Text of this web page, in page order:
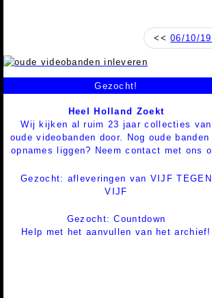
<<06/10/
Gezocht!
Heel Holland Zoekt
Wij kijken al ruim 23 jaar collecties van
oude videobanden door. Nog oude banden
opnames liggen? Neem contact met ons
Gezocht: afleveringen van VIJF TEGEN
VIJF
Gezocht: Countdown
Help met het aanvullen van het archief!